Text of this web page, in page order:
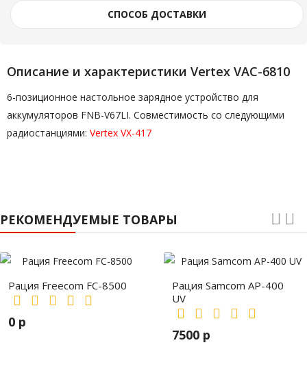
СПОСОБ ДОСТАВКИ
Описание и характеристики Vertex VAC-6810
6-позиционное настольное зарядное устройство для
аккумуляторов FNB-V67LI. Совместимость со следующими
радиостанциями: Vertex VX-417
РЕКОМЕНДУЕМЫЕ ТОВАРЫ
Рация Freecom FC-8500
0 р
Рация Samcom AP-400
UV
7500 р